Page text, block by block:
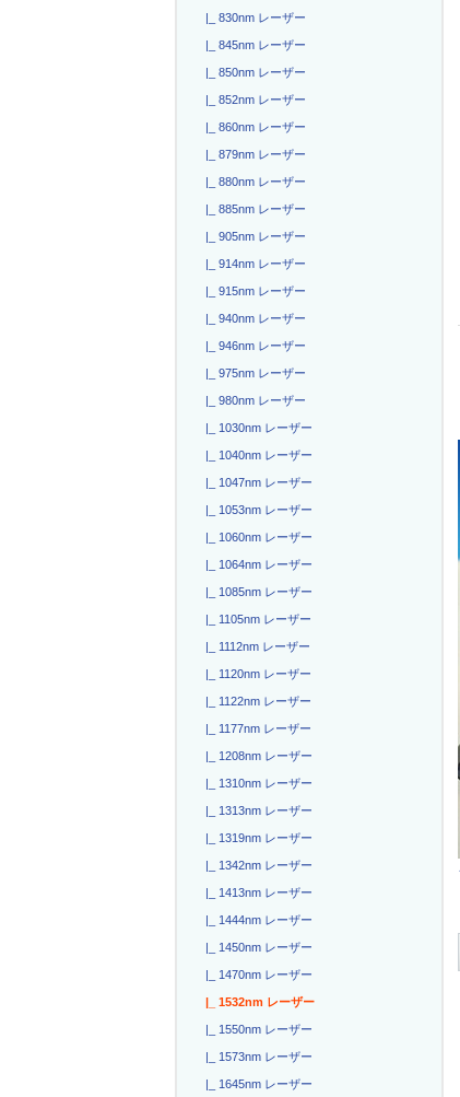
|_ 830nm レーザー
|_ 845nm レーザー
|_ 850nm レーザー
|_ 852nm レーザー
|_ 860nm レーザー
|_ 879nm レーザー
|_ 880nm レーザー
|_ 885nm レーザー
|_ 905nm レーザー
|_ 914nm レーザー
|_ 915nm レーザー
|_ 940nm レーザー
|_ 946nm レーザー
|_ 975nm レーザー
|_ 980nm レーザー
|_ 1030nm レーザー
|_ 1040nm レーザー
|_ 1047nm レーザー
|_ 1053nm レーザー
|_ 1060nm レーザー
|_ 1064nm レーザー
|_ 1085nm レーザー
|_ 1105nm レーザー
|_ 1112nm レーザー
|_ 1120nm レーザー
|_ 1122nm レーザー
|_ 1177nm レーザー
|_ 1208nm レーザー
|_ 1310nm レーザー
|_ 1313nm レーザー
|_ 1319nm レーザー
|_ 1342nm レーザー
|_ 1413nm レーザー
|_ 1444nm レーザー
|_ 1450nm レーザー
|_ 1470nm レーザー
|_ 1532nm レーザー
|_ 1550nm レーザー
|_ 1573nm レーザー
|_ 1645nm レーザー